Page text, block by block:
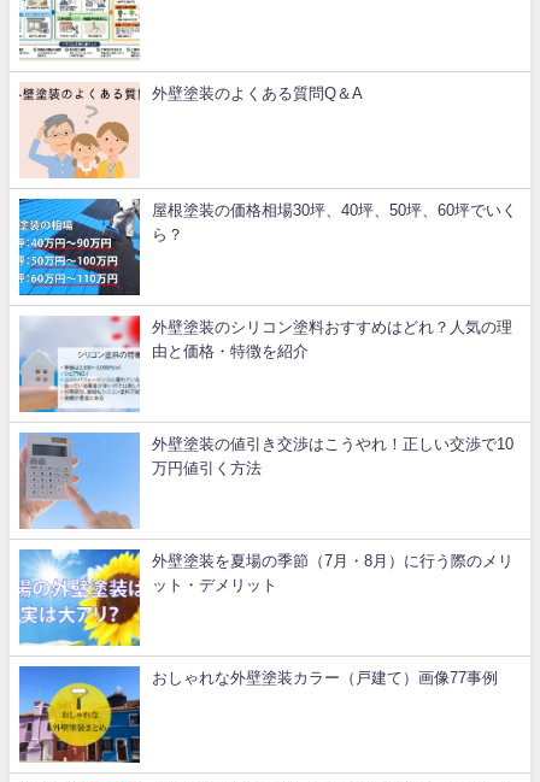
外壁塗装のよくある質問Q＆A
屋根塗装の価格相場30坪、40坪、50坪、60坪でいく
ら？
外壁塗装のシリコン塗料おすすめはどれ？人気の理
由と価格・特徴を紹介
外壁塗装の値引き交渉はこうやれ！正しい交渉で10
万円値引く方法
外壁塗装を夏場の季節（7月・8月）に行う際のメリ
ット・デメリット
おしゃれな外壁塗装カラー（戸建て）画像77事例